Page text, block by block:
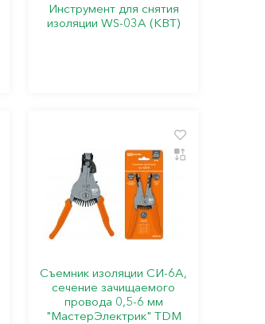
Инструмент для снятия
изоляции WS-03А (КВТ)
Съемник изоляции СИ-6А,
сечение зачищаемого
провода 0,5-6 мм
"МастерЭлектрик" TDM